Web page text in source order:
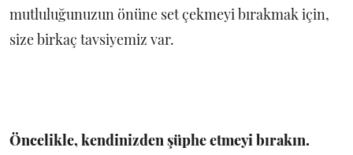
mutluluğunuzun önüne set çekmeyi bırakmak için,
size birkaç tavsiyemiz var.
Öncelikle, kendinizden şüphe etmeyi bırakın.